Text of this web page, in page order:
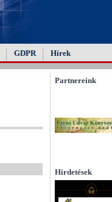
GDPR Hírek
Partnereink
Hirdetések